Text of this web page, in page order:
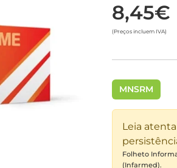
8,45€
(Preços incluem IVA)
MNSRM
Leia
Folheto
(Infarmed).